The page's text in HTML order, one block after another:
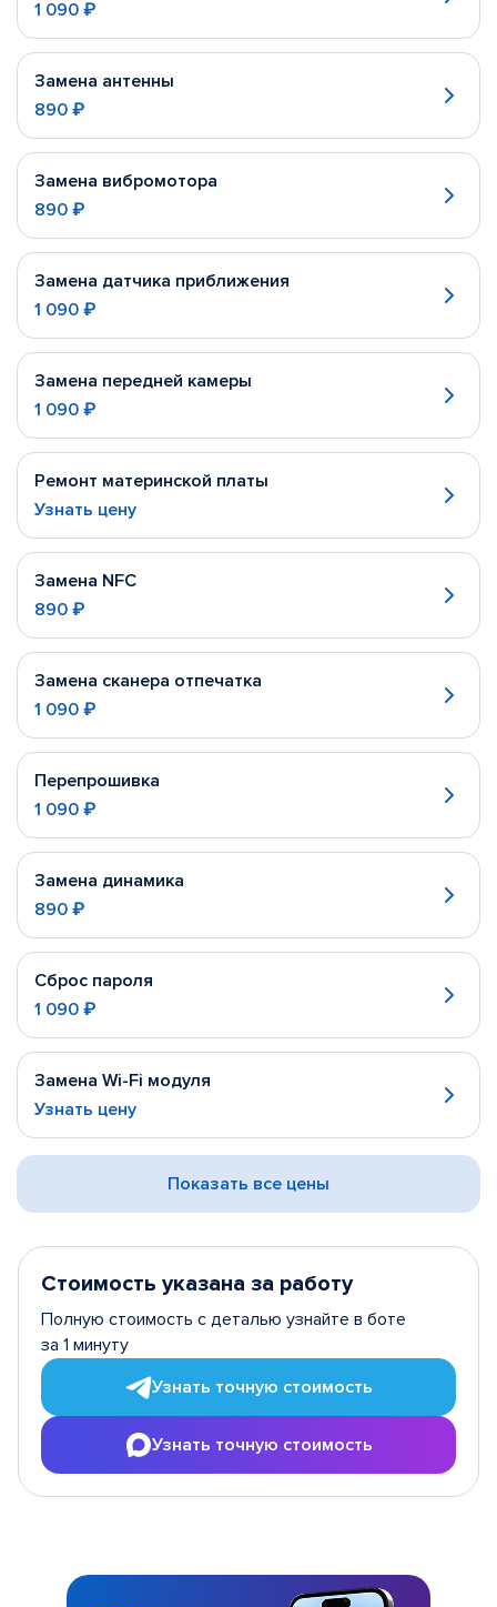
1 090 ₽
Замена антенны
890 ₽
Замена вибромотора
890 ₽
Замена датчика приближения
1 090 ₽
Замена передней камеры
1 090 ₽
Ремонт материнской платы
Узнать цену
Замена NFC
890 ₽
Замена сканера отпечатка
1 090 ₽
Перепрошивка
1 090 ₽
Замена динамика
890 ₽
Сброс пароля
1 090 ₽
Замена Wi-Fi модуля
Узнать цену
Показать все цены
Стоимость указана за работу
Полную стоимость с деталью узнайте в боте
за 1 минуту
Узнать точную стоимость
Узнать точную стоимость